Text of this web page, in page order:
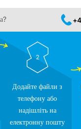
2
Додайте файли з
телефону або
надішліть на
електронну пошту